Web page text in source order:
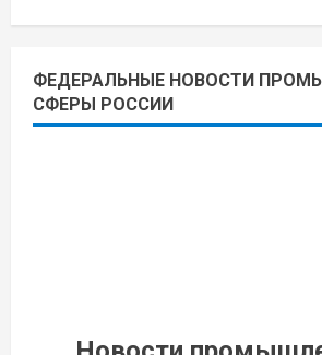
ФЕДЕРАЛЬНЫЕ НОВОСТИ
СФЕРЫ РОССИИ